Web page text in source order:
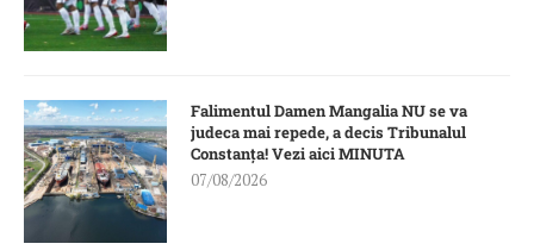
Falimentul Damen Mangalia NU se va
judeca mai repede, a decis Tribunalul
Constanța! Vezi aici MINUTA
07/08/2026